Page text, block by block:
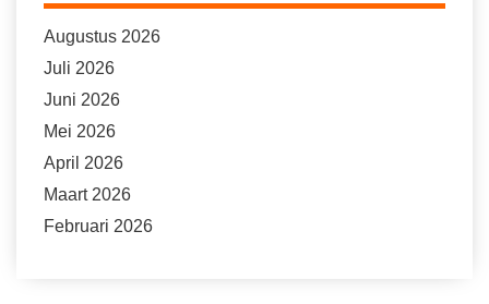
Augustus 2026
Juli 2026
Juni 2026
Mei 2026
April 2026
Maart 2026
Februari 2026